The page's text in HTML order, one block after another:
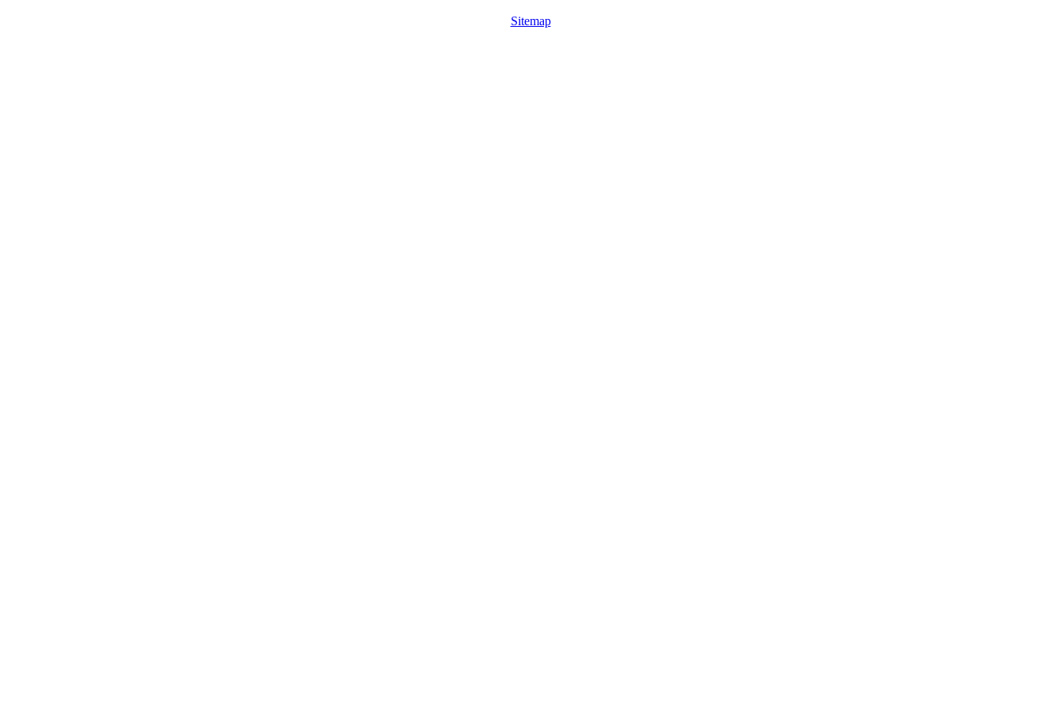
Sitemap